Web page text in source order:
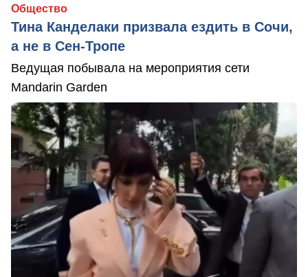
Общество
Тина Канделаки призвала ездить в Сочи,
а не в Сен-Тропе
Ведущая побывала на мероприятия сети
Mandarin Garden